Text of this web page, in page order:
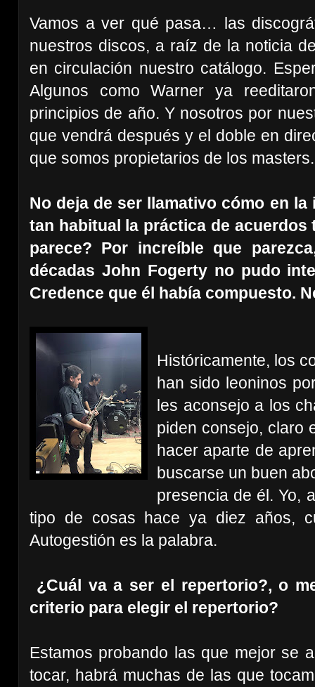
Vamos a ver qué pasa… las
nuestros discos, a raíz de la noticia
en circulación nuestro catálogo.
Algunos como Warner ya
principios de año. Y nosotros por
que vendrá después y el doble en
que somos propietarios de los masters.
No deja de ser llamativo cómo en
tan habitual la práctica de
parece? Por increíble que
décadas John Fogerty no pudo
Credence que él había compuesto.
Históricamente, los
han sido leoninos
les aconsejo a los
piden consejo, claro
hacer aparte de
buscarse un buen
presencia de él. Yo,
tipo de cosas hace ya diez años,
Autogestión es la palabra.
¿Cuál va a ser el repertorio?, o
criterio para elegir el repertorio?
Estamos probando las que mejor se
tocar, habrá muchas de las que